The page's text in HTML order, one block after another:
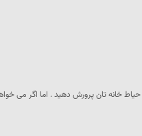
خانه تان پرورش دهید . اما اگر می